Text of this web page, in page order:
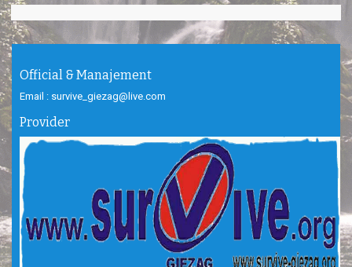
Official & Manajement
Email : survive_giezag@live.com
Provider